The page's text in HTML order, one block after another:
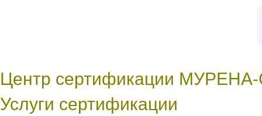
Центр сертификации
Услуги сертификации